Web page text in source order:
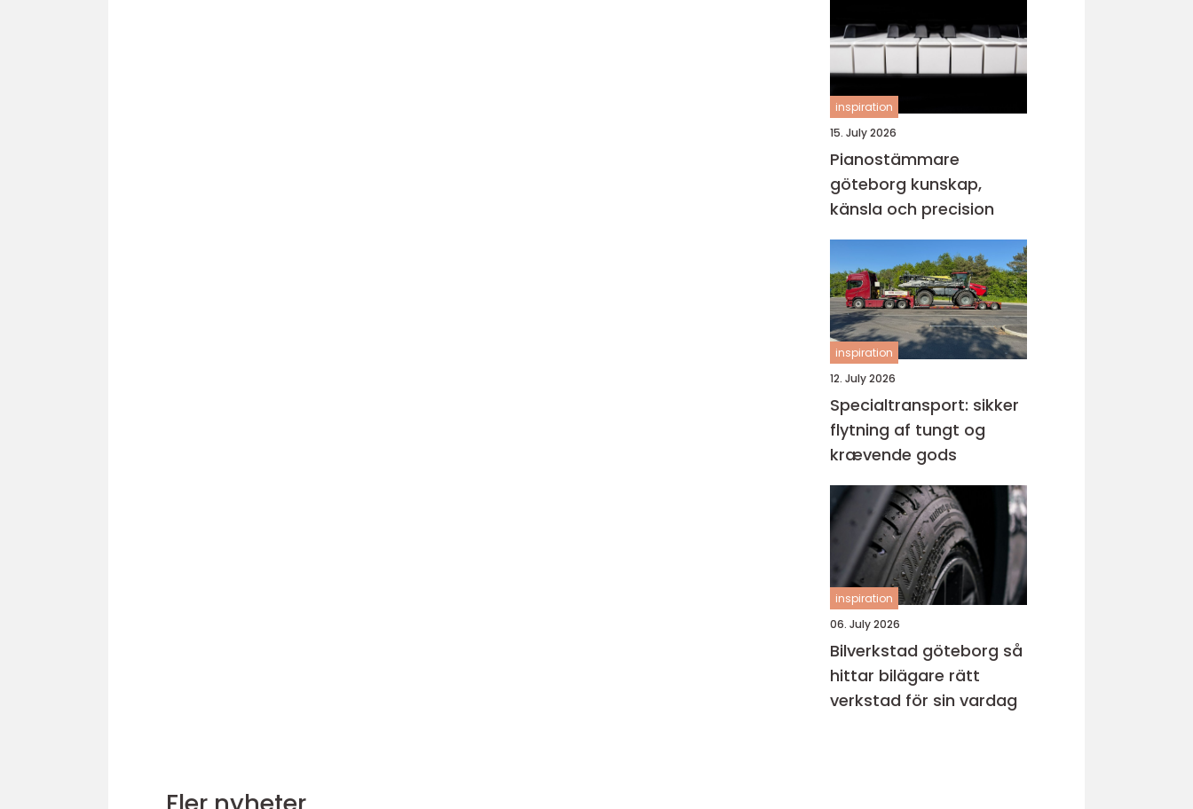
inspiration
15. July 2026
Pianostämmare
göteborg kunskap,
känsla och precision
inspiration
12. July 2026
Specialtransport: sikker
flytning af tungt og
krævende gods
inspiration
06. July 2026
Bilverkstad göteborg så
hittar bilägare rätt
verkstad för sin vardag